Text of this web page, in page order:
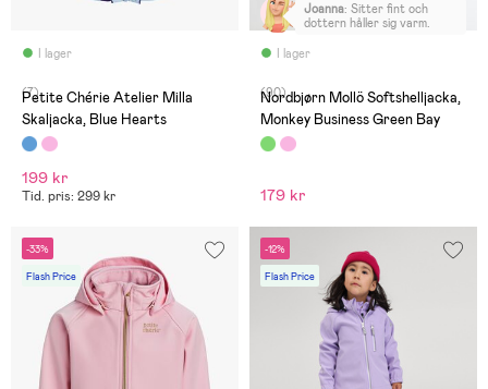
I lager
(7)
Petite Chérie Atelier Milla
Skaljacka, Blue Hearts
199 kr
Tid. pris: 299 kr
I lager
Joanna: Sitter fint och
dottern håller sig varm.
(90)
Nordbjørn Mollö Softshelljacka,
Monkey Business Green Bay
179 kr
-33%
Flash Price
-12%
Flash Price